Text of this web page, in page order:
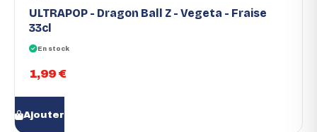
ULTRAPOP - Dragon Ball Z - Vegeta - Fraise
33cl
En stock
1,99 €
Ajouter